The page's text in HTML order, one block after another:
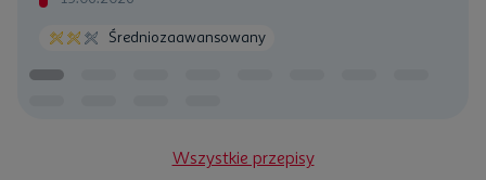
Średniozaawansowany
Wszystkie przepisy